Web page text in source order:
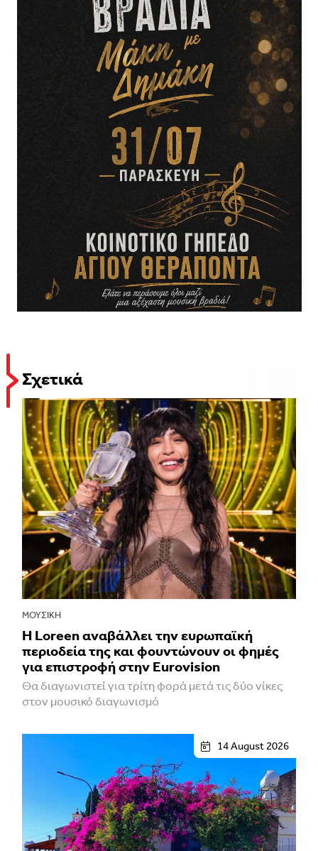
Σχετικά
ΜΟΥΣΙΚΉ
Η Loreen αναβάλλει την ευρωπαϊκή
περιοδεία της και φουντώνουν οι φημές
για επιστροφή στην Eurovision
Θα διαγωνιστεί για τρίτη φορά μετά τις δύο νίκες
στον μουσικό διαγωνισμό
14 August 2026